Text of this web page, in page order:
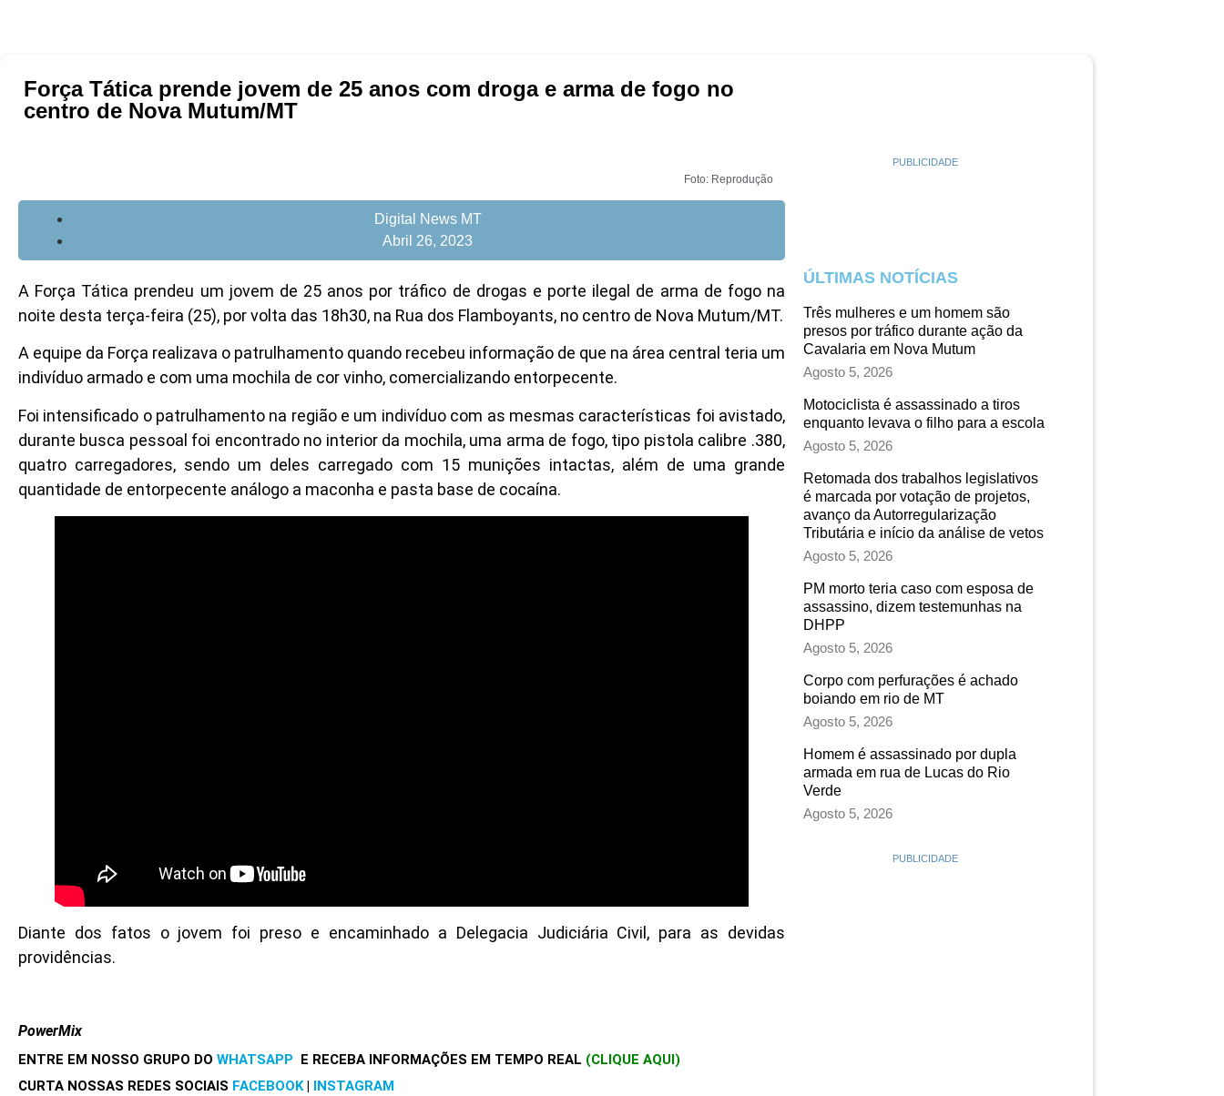
Força Tática prende jovem de 25 anos com droga e arma de fogo no
centro de Nova Mutum/MT
Foto: Reprodução
Digital News MT
Abril 26, 2023
A Força Tática prendeu um jovem de 25 anos por tráfico de drogas e porte ilegal de arma de fogo na
noite desta terça-feira (25), por volta das 18h30, na Rua dos Flamboyants, no centro de Nova Mutum/MT.
A equipe da Força realizava o patrulhamento quando recebeu informação de que na área central teria um
indivíduo armado e com uma mochila de cor vinho, comercializando entorpecente.
Foi intensificado o patrulhamento na região e um indivíduo com as mesmas características foi avistado,
durante busca pessoal foi encontrado no interior da mochila, uma arma de fogo, tipo pistola calibre .380,
quatro carregadores, sendo um deles carregado com 15 munições intactas, além de uma grande
quantidade de entorpecente análogo a maconha e pasta base de cocaína.
Diante dos fatos o jovem foi preso e encaminhado a Delegacia Judiciária Civil, para as devidas
providências.
PowerMix
ENTRE EM NOSSO GRUPO DO WHATSAPP E RECEBA INFORMAÇÕES EM TEMPO REAL (CLIQUE AQUI)
CURTA NOSSAS REDES SOCIAIS FACEBOOK| INSTAGRAM
PUBLICIDADE
ÚLTIMAS NOTÍCIAS
Três mulheres e um homem são
presos por tráfico durante ação da
Cavalaria em Nova Mutum
Agosto 5, 2026
Motociclista é assassinado a tiros
enquanto levava o filho para a escola
Agosto 5, 2026
Retomada dos trabalhos legislativos
é marcada por votação de projetos,
avanço da Autorregularização
Tributária e início da análise de vetos
Agosto 5, 2026
PM morto teria caso com esposa de
assassino, dizem testemunhas na
DHPP
Agosto 5, 2026
Corpo com perfurações é achado
boiando em rio de MT
Agosto 5, 2026
Homem é assassinado por dupla
armada em rua de Lucas do Rio
Verde
Agosto 5, 2026
PUBLICIDADE